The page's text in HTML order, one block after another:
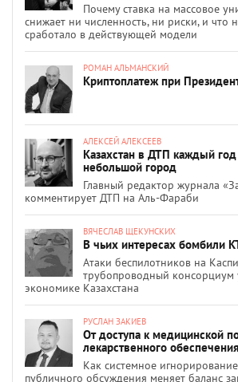
Почему ставка на массовое
снижает ни численность, ни риски, и что
сработало в действующей модели
РОМАН АЛЬМАНСКИЙ
Криптоплатеж при
АЛЕКСЕЙ АЛЕКСЕЕВ
Казахстан в ДТП каждый год
небольшой город
Главный редактор журнала
комментирует ДТП на Аль-Фараби
ВЯЧЕСЛАВ ЩЕКУНСКИХ
В чьих интересах бомбили
Атаки беспилотников на
трубопроводный консорциум
экономике Казахстана
РУСЛАН ЗАКИЕВ
От доступа к медицинской
лекарственного обеспечения
Как системное
публичного обсуждения меняет баланс